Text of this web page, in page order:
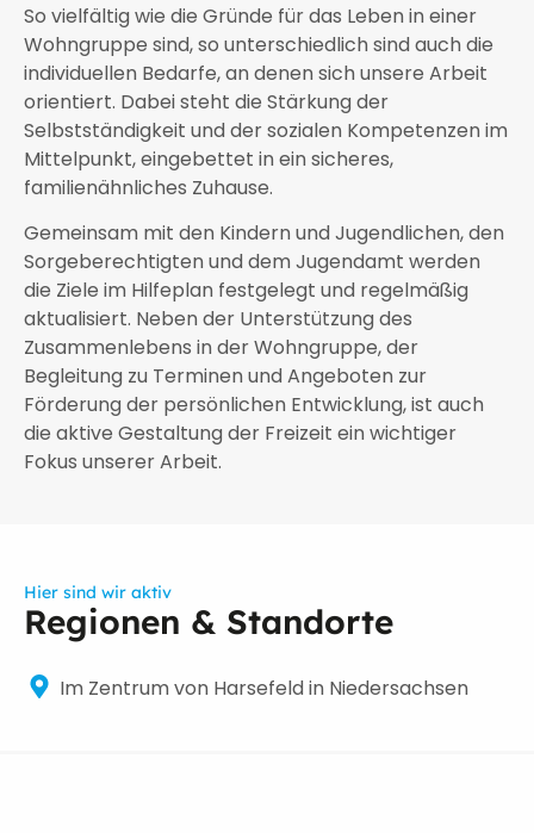
So vielfältig wie die Gründe für das Leben in einer
Wohngruppe sind, so unterschiedlich sind auch die
individuellen Bedarfe, an denen sich unsere Arbeit
orientiert. Dabei steht die Stärkung der
Selbstständigkeit und der sozialen Kompetenzen im
Mittelpunkt, eingebettet in ein sicheres,
familienähnliches Zuhause.
Gemeinsam mit den Kindern und Jugendlichen, den
Sorgeberechtigten und dem Jugendamt werden
die Ziele im Hilfeplan festgelegt und regelmäßig
aktualisiert. Neben der Unterstützung des
Zusammenlebens in der Wohngruppe, der
Begleitung zu Terminen und Angeboten zur
Förderung der persönlichen Entwicklung, ist auch
die aktive Gestaltung der Freizeit ein wichtiger
Fokus unserer Arbeit.
Hier sind wir aktiv
Regionen & Standorte
Im Zentrum von Harsefeld in Niedersachsen